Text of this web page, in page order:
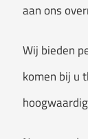
aan ons
Wij bieden
komen bij u